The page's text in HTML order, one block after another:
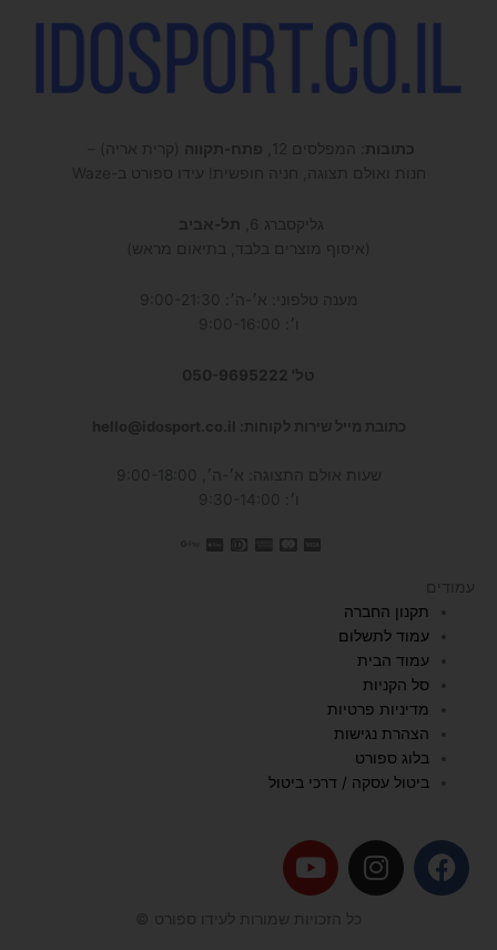
כתובות : המפלסים 12, פתח-תקווה (קרית אריה) –
חנות ואולם תצוגה, חניה חופשית! עידו ספורט ב-Waze
גליקסברג 6,
תל-אביב
(איסוף מוצרים בלבד, בתיאום מראש)
מענה טלפוני: א׳-ה׳: 9:00-21:30
טל' 050-9695222
כתובת מייל שירות לקוחות: hello@idosport.co.il
שעות אולם התצוגה: א׳-ה׳, 9:00-18:00
עמודים
תקנון החברה
עמוד לתשלום
עמוד הבית
סל הקניות
מדיניות פרטיות
הצהרת נגישות
בלוג ספורט
ביטול עסקה / דרכי ביטול
F
a
I
n
Y
o
u
כל הזכויות שמורות לעידו ספורט ©